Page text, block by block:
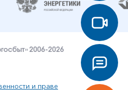
2006-2026
и праве